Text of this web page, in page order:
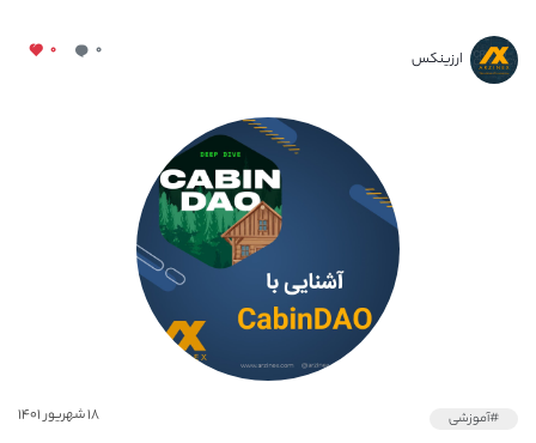
ارزینکس ۰ ۰
#آموزشی ۱۸ شهریور ۱۴۰۱